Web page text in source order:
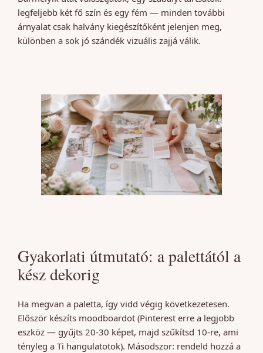
legfeljebb két fő szín és egy fém — minden további
árnyalat csak halvány kiegészítőként jelenjen meg,
különben a sok jó szándék vizuális zajjá válik.
Gyakorlati útmutató: a palettától a
kész dekorig
Ha megvan a paletta, így vidd végig következetesen.
Először készíts moodboardot (Pinterest erre a legjobb
eszköz — gyűjts 20-30 képet, majd szűkítsd 10-re, ami
tényleg a Ti hangulatotok). Másodszor: rendeld hozzá a